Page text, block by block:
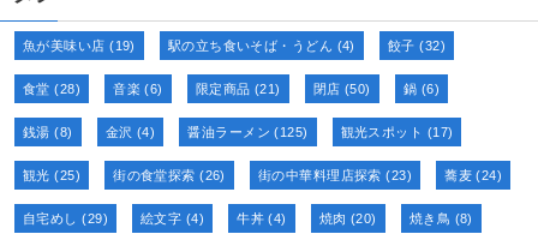
魚が美味い店 (19) 駅の立ち食いそば・うどん (4) 餃子 (32)
食堂 (28) 音楽 (6) 限定商品 (21) 閉店 (50) 鍋 (6)
銭湯 (8) 金沢 (4) 醤油ラーメン (125) 観光スポット (17)
観光 (25) 街の食堂探索 (26) 街の中華料理店探索 (23) 蕎麦 (24)
自宅めし (29) 絵文字 (4) 牛丼(4) 焼肉 (20) 焼き鳥 (8)